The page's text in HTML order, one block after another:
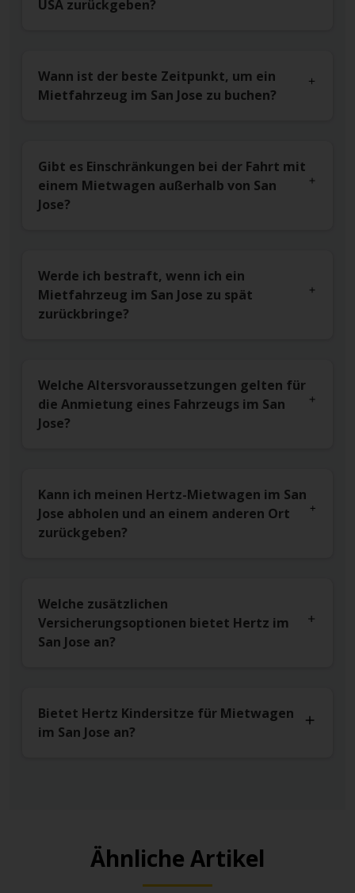
USA zurückgeben?
Wann ist der beste Zeitpunkt, um ein
Mietfahrzeug im San Jose zu buchen?
Gibt es Einschränkungen bei der Fahrt mit
einem Mietwagen außerhalb von San
Jose?
Werde ich bestraft, wenn ich ein
Mietfahrzeug im San Jose zu spät
zurückbringe?
Welche Altersvoraussetzungen gelten für
die Anmietung eines Fahrzeugs im San
Jose?
Kann ich meinen Hertz-Mietwagen im San
Jose abholen und an einem anderen Ort
zurückgeben?
Welche zusätzlichen
Versicherungsoptionen bietet Hertz im
San Jose an?
Bietet Hertz Kindersitze für Mietwagen
im San Jose an?
Ähnliche Artikel